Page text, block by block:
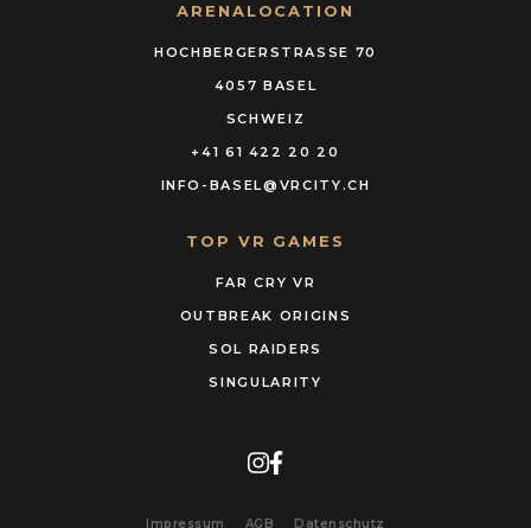
ARENALOCATION
HOCHBERGERSTRASSE 70
4057 BASEL
SCHWEIZ
+41 61 422 20 20
INFO-BASEL@VRCITY.CH
TOP VR GAMES
FAR CRY VR
OUTBREAK ORIGINS
SOL RAIDERS
SINGULARITY
Impressum AGB Datenschutz